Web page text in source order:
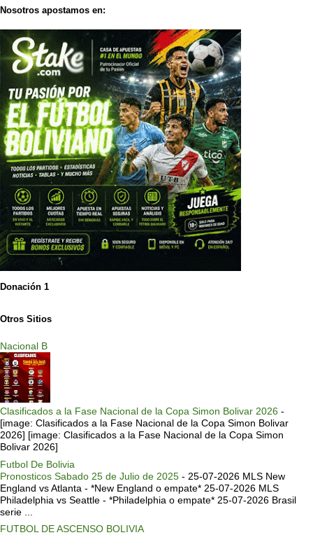
Nosotros apostamos en:
Donación 1
Otros Sitios
Nacional B
Clasificados a la Fase Nacional de la Copa Simon Bolivar 2026 -
[image: Clasificados a la Fase Nacional de la Copa Simon Bolivar
2026] [image: Clasificados a la Fase Nacional de la Copa Simon
Bolivar 2026]
Futbol De Bolivia
Pronosticos Sabado 25 de Julio de 2025 - 25-07-2026 MLS New
England vs Atlanta - *New England o empate* 25-07-2026 MLS
Philadelphia vs Seattle - *Philadelphia o empate* 25-07-2026 Brasil
serie ...
FUTBOL DE ASCENSO BOLIVIA